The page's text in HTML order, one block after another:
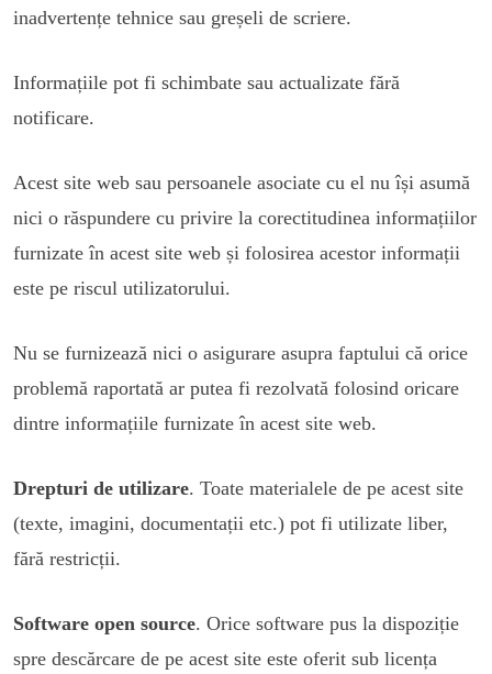
inadvertențe tehnice sau greșeli de scriere.
Informațiile pot fi schimbate sau actualizate fără
notificare.
Acest site web sau persoanele asociate cu el nu își asumă
nici o răspundere cu privire la corectitudinea informațiilor
furnizate în acest site web și folosirea acestor informații
este pe riscul utilizatorului.
Nu se furnizează nici o asigurare asupra faptului că orice
problemă raportată ar putea fi rezolvată folosind oricare
dintre informațiile furnizate în acest site web.
Drepturi de utilizare. Toate materialele de pe acest site
(texte, imagini, documentații etc.) pot fi utilizate liber,
fără restricții.
Software open source. Orice software pus la dispoziție
spre descărcare de pe acest site este oferit sub licența